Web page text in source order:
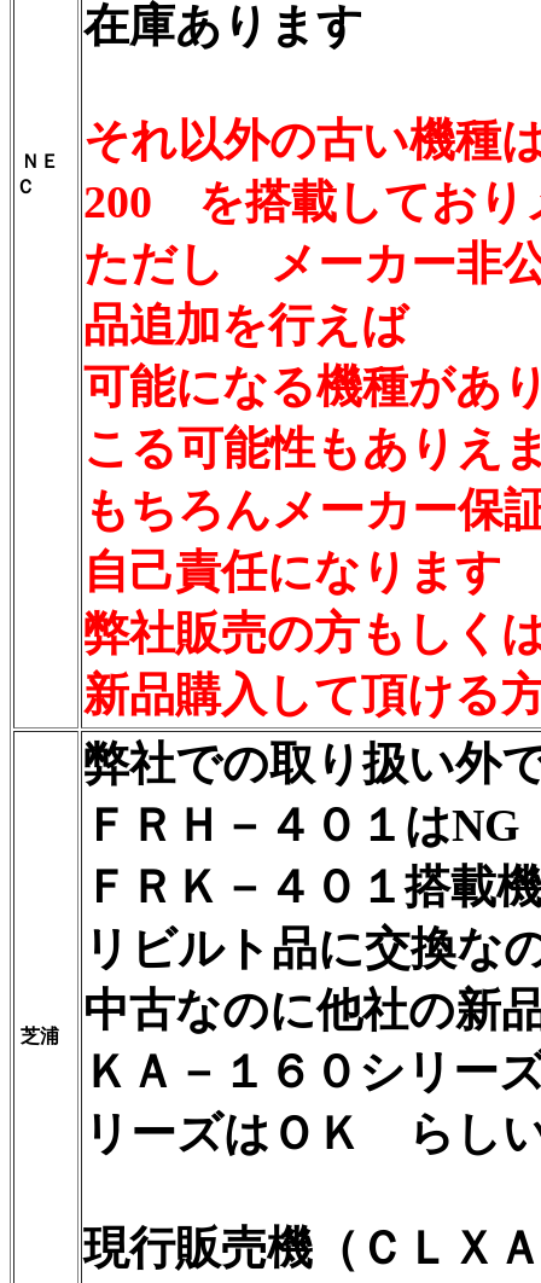
ＮＥ
Ｃ
在庫あります
それ以外の古い機種
200 を搭載しており
ただし メーカー非
品追加を行えば
可能になる機種があ
こる可能性もありえ
もちろんメーカー
自己責任になります
弊社販売の方もしく
新品購入して頂ける
芝浦
弊社での取り扱い外
ＦＲＨ－４０１は
ＦＲＫ－４０１搭載
リビルト品に交換
中古なのに他社の新
ＫＡ－１６０シリ
リーズはＯＫ らし
現行販売機（ＣＬＸ